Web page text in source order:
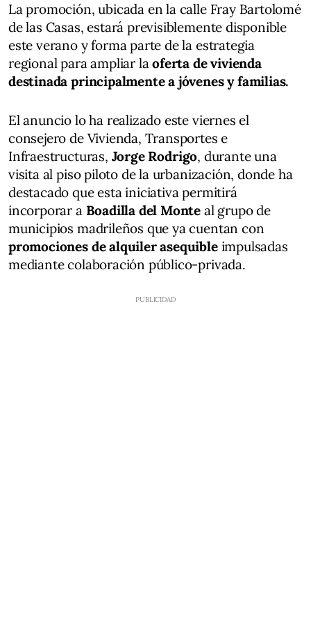
La promoción, ubicada en la calle Fray Bartolomé
de las Casas, estará previsiblemente disponible
este verano y forma parte de la estrategia
regional para ampliar laoferta de vivienda
destinada principalmente a jóvenes y familias.
El anuncio lo ha realizado este viernes el
consejero de Vivienda, Transportes e
Infraestructuras, Jorge Rodrigo, durante una
visita al piso piloto de la urbanización, donde ha
destacado que esta iniciativa permitirá
incorporar a Boadilla del Monte al grupo de
municipios madrileños que ya cuentan con
promociones de alquiler asequible impulsadas
mediante colaboración público-privada.